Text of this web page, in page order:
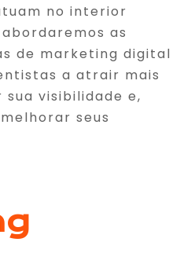
no interior
as
de marketing digital
a atrair mais
visibilidade e,
seus